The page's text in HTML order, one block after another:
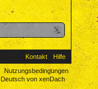
Kontakt
Hilfe
Nutzungsbedingungen
Deutsch von xenDach